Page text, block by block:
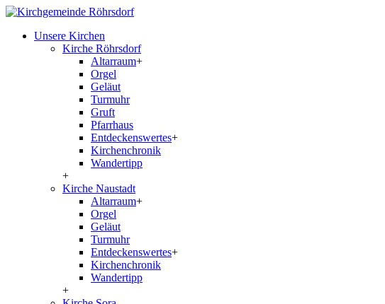
Unsere Kirchen
Kirche Röhrsdorf
Altarraum+
Orgel
Geläut
Turmuhr
Gruft
Pfarrhaus
Entdeckenswertes+
Kirchenchronik
Wandertipp
+
Kirche Naustadt
Altarraum+
Orgel
Geläut
Turmuhr
Entdeckenswertes+
Kirchenchronik
Wandertipp
+